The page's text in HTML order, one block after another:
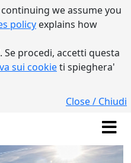
we assume you
policy explains how
procedi, accetti questa
sui cookieti spieghera'
Close / Chiudi